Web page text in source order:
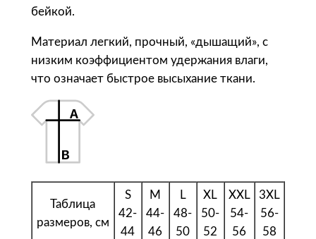
о
а
р
а
o
бейкой.
Материал легкий, прочный, «дышащий», с
низким коэффициентом удержания влаги,
что означает быстрое высыхание ткани.
Таблица
размеров, см
S
42-
44
M
44-
46
L
48-
50
XL
50-
52
XXL
54-
56
3XL
56-
58